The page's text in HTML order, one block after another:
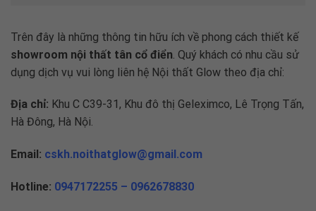
Trên đây là những thông tin hữu ích về phong cách thiết kế
showroom nội thất tân cổ điển . Quý khách có nhu cầu sử
dụng dịch vụ vui lòng liên hệ Nội thất Glow theo địa chỉ:
Địa chỉ: Khu C C39-31, Khu đô thị Geleximco, Lê Trọng Tấn,
Hà Đông, Hà Nội.
Email: cskh.noithatglow@gmail.com
Hotline: 0947172255 – 0962678830